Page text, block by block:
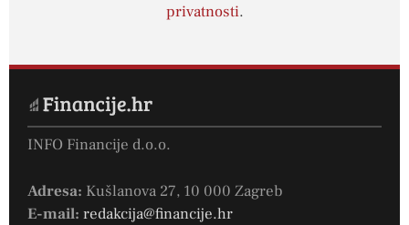
privatnosti.
INFO Financije d.o.o.
Adresa: Kušlanova 27, 10 000 Zagreb
E-mail: redakcija@financije.hr